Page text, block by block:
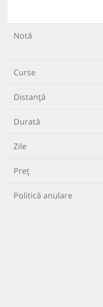
Notă
Curse
Distanță
Durată
Zile
Preț
Politică anulare